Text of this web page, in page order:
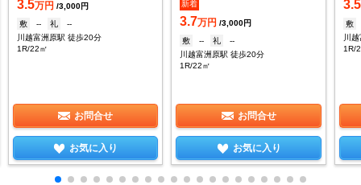
3.5万円 /3,000円
敷
-- 礼
--
川越富洲原駅 徒歩20分
1R/22㎡
お問合せ
お気に入り
新着
3.7万円 /3,000円
敷
-- 礼
--
川越富洲原駅 徒歩20分
1R/22㎡
お問合せ
お気に入り
3.5
敷
川
1R/